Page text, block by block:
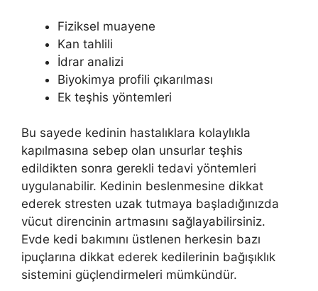
Fiziksel muayene
Kan tahlili
İdrar analizi
Biyokimya profili çıkarılması
Ek teşhis yöntemleri
Bu sayede kedinin hastalıklara kolaylıkla
kapılmasına sebep olan unsurlar teşhis
edildikten sonra gerekli tedavi yöntemleri
uygulanabilir. Kedinin beslenmesine dikkat
ederek stresten uzak tutmaya başladığınızda
vücut direncinin artmasını sağlayabilirsiniz.
Evde kedi bakımını üstlenen herkesin bazı
ipuçlarına dikkat ederek kedilerinin bağışıklık
sistemini güçlendirmeleri mümkündür.